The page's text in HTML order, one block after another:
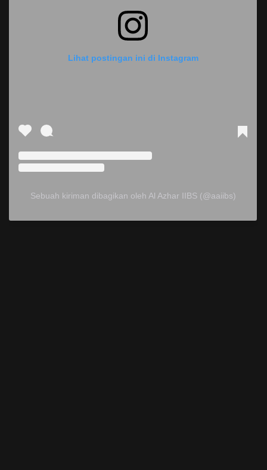
Lihat postingan ini di Instagram
Sebuah kiriman dibagikan oleh Al Azhar IIBS (@aaiibs)